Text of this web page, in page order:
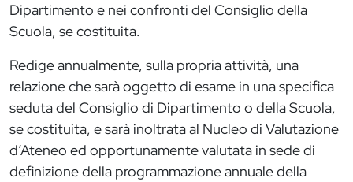
Dipartimento e nei confronti del Consiglio della
Scuola, se costituita.
Redige annualmente, sulla propria attività, una
relazione che sarà oggetto di esame in una specifica
seduta del Consiglio di Dipartimento o della Scuola,
se costituita, e sarà inoltrata al Nucleo di Valutazione
d’Ateneo ed opportunamente valutata in sede di
definizione della programmazione annuale della